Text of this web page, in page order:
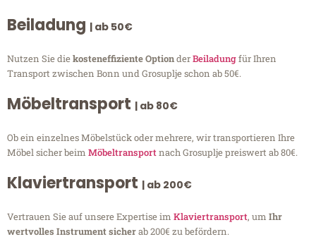
Beiladung | ab 50€
Nutzen Sie diekosteneffiziente OptionderBeiladungfür Ihren
Transport zwischen Bonn und Grosuplje schon ab 50€.
Möbeltransport | ab 80€
Ob ein einzelnes Möbelstück oder mehrere, wir transportieren Ihre
Möbel sicher beim Möbeltransportnach Grosuplje preiswert ab 80€.
Klaviertransport | ab 200€
Vertrauen Sie auf unsere Expertise im Klaviertransport, um Ihr
wertvolles Instrument sicherab 200€ zu befördern.